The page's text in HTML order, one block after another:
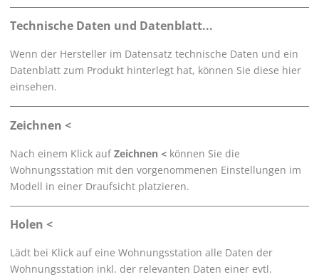
Technische Daten und Datenblatt...
Wenn der Hersteller im Datensatz technische Daten und ein
Datenblatt zum Produkt hinterlegt hat, können Sie diese hier
einsehen.
Zeichnen <
Nach einem Klick auf Zeichnen < können Sie die
Wohnungsstation mit den vorgenommenen Einstellungen im
Modell in einer Draufsicht platzieren.
Holen <
Lädt bei Klick auf eine Wohnungsstation alle Daten der
Wohnungsstation inkl. der relevanten Daten einer evtl.